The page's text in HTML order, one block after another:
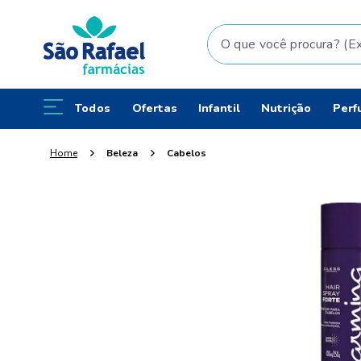
O que você procura? (Ex:
Todos Ofertas Infantil Nutrição
Beleza Cabelos